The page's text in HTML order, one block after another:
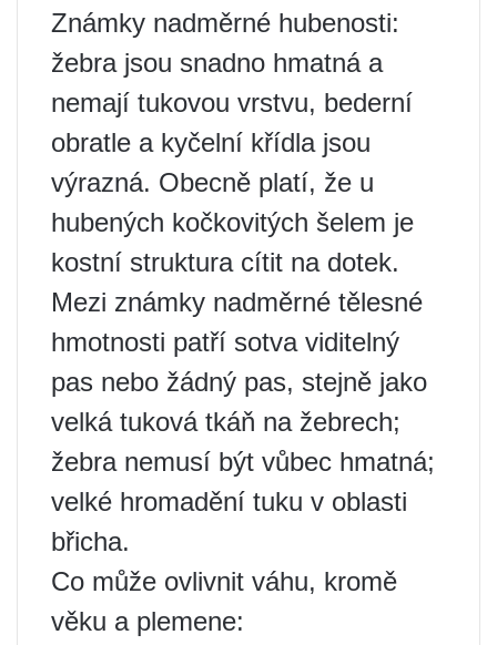
Známky nadměrné hubenosti:
žebra jsou snadno hmatná a
nemají tukovou vrstvu, bederní
obratle a kyčelní křídla jsou
výrazná. Obecně platí, že u
hubených kočkovitých šelem je
kostní struktura cítit na dotek.
Mezi známky nadměrné tělesné
hmotnosti patří sotva viditelný
pas nebo žádný pas, stejně jako
velká tuková tkáň na žebrech;
žebra nemusí být vůbec hmatná;
velké hromadění tuku v oblasti
břicha.
Co může ovlivnit váhu, kromě
věku a plemene: